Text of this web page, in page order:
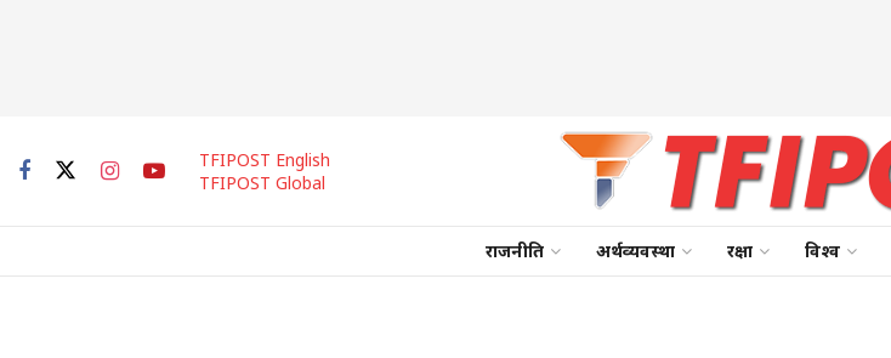
TFIPOST English
TFIPOST Global
राजनीति अर्थव्यवस्था रक्षा विश्व